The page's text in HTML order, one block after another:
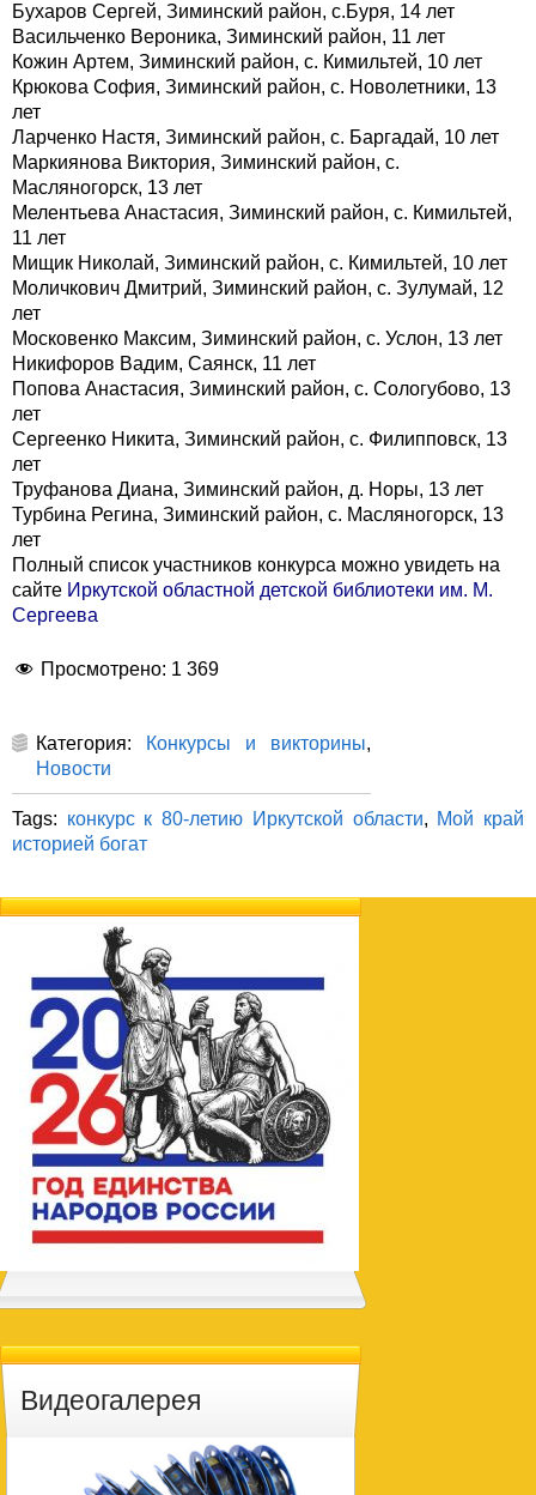
Бухаров Сергей, Зиминский район, с.Буря, 14 лет
Васильченко Вероника, Зиминский район, 11 лет
Кожин Артем, Зиминский район, с. Кимильтей, 10 лет
Крюкова София, Зиминский район, с. Новолетники, 13
лет
Ларченко Настя, Зиминский район, с. Баргадай, 10 лет
Маркиянова Виктория, Зиминский район, с.
Масляногорск, 13 лет
Мелентьева Анастасия, Зиминский район, с. Кимильтей,
11 лет
Мищик Николай, Зиминский район, с. Кимильтей, 10 лет
Моличкович Дмитрий, Зиминский район, с. Зулумай, 12
лет
Московенко Максим, Зиминский район, с. Услон, 13 лет
Никифоров Вадим, Саянск, 11 лет
Попова Анастасия, Зиминский район, с. Сологубово, 13
лет
Сергеенко Никита, Зиминский район, с. Филипповск, 13
лет
Труфанова Диана, Зиминский район, д. Норы, 13 лет
Турбина Регина, Зиминский район, с. Масляногорск, 13
лет
Полный список участников конкурса можно увидеть на
сайте Иркутской областной детской библиотеки им. М.
Сергеева
Просмотрено: 1 369
Категория: Конкурсы и викторины,
Новости
Tags: конкурс к 80-летию Иркутской области, Мой край
историей богат
Видеогалерея